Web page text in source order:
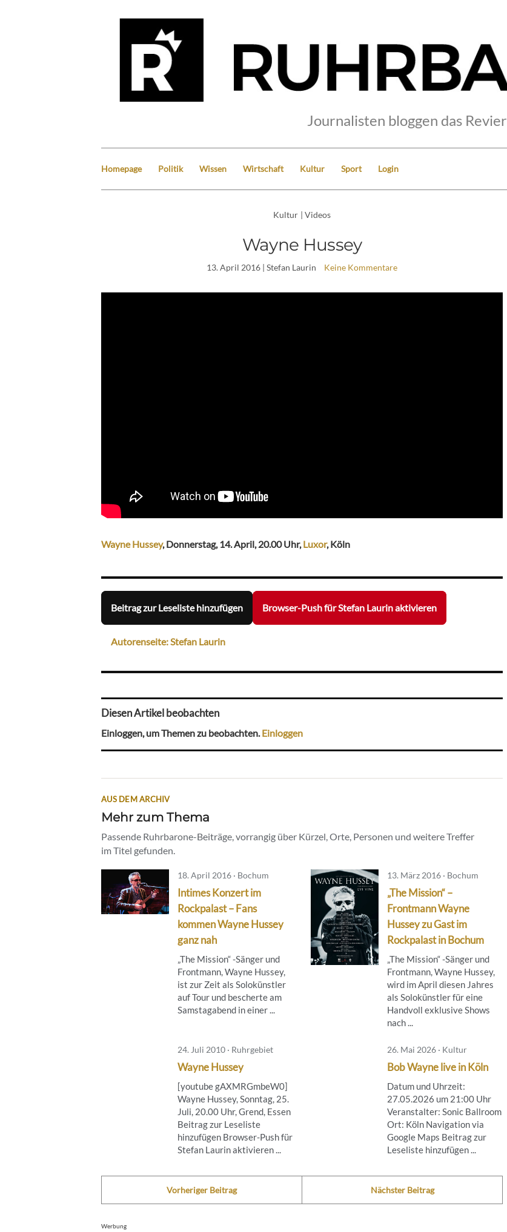
Journalisten bloggen das Revier
Homepage Politik Wissen Wirtschaft Kultur Sport Login
Kultur | Videos
Wayne Hussey
13. April 2016 | Stefan Laurin Keine Kommentare
Wayne Hussey, Donnerstag, 14. April, 20.00 Uhr,Luxor, Köln
Beitrag zur Leseliste hinzufügen Browser-Push für Stefan Laurin aktivieren
Autorenseite: Stefan Laurin
Diesen Artikel beobachten
Einloggen, um Themen zu beobachten.Einloggen
AUS DEM ARCHIV
Mehr zum Thema
Passende Ruhrbarone-Beiträge, vorrangig über Kürzel, Orte, Personen und weitere Treffer
im Titel gefunden.
18. April 2016 · Bochum
Intimes Konzert im
Rockpalast – Fans
kommen Wayne Hussey
ganz nah
„The Mission“ -Sänger und
Frontmann, Wayne Hussey,
ist zur Zeit als Solokünstler
auf Tour und bescherte am
Samstagabend in einer ...
13. März 2016 · Bochum
„The Mission“ –
Frontmann Wayne
Hussey zu Gast im
Rockpalast in Bochum
„The Mission“ -Sänger und
Frontmann, Wayne Hussey,
wird im April diesen Jahres
als Solokünstler für eine
Handvoll exklusive Shows
nach ...
24. Juli 2010 · Ruhrgebiet
Wayne Hussey
[youtube gAXMRGmbeW0]
Wayne Hussey, Sonntag, 25.
Juli, 20.00 Uhr, Grend, Essen
Beitrag zur Leseliste
hinzufügen Browser-Push für
Stefan Laurin aktivieren ...
26. Mai 2026 · Kultur
Bob Wayne live in Köln
Datum und Uhrzeit:
27.05.2026 um 21:00 Uhr
Veranstalter: Sonic Ballroom
Ort: Köln Navigation via
Google Maps Beitrag zur
Leseliste hinzufügen ...
Vorheriger Beitrag Nächster Beitrag
Werbung